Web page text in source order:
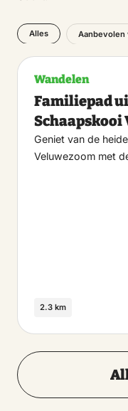
Alles Aanbevolen
Wandelen
Familiepad
Schaapskooi
Geniet van de
Veluwezoom met
2.3 km